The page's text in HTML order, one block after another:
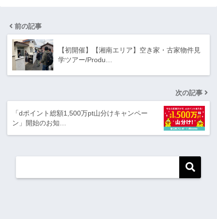
前の記事
【初開催】【湘南エリア】空き家・古家物件見
学ツアー/Produ…
次の記事
「dポイント総額1,500万pt山分けキャンペー
ン」開始のお知…